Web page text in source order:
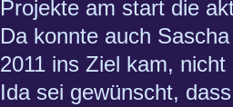
Projekte am start die
Da konnte auch
2011 ins Ziel kam,
Ida sei gewünscht,